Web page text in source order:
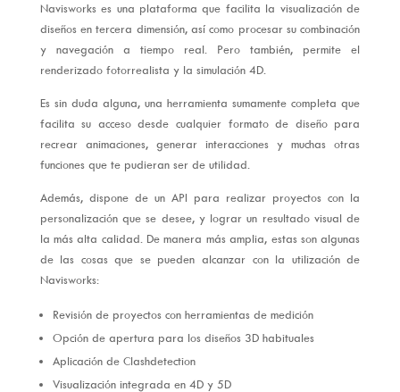
Navisworks es una plataforma que facilita la visualización de
diseños en tercera dimensión, así como procesar su combinación
y navegación a tiempo real. Pero también, permite el
renderizado fotorrealista y la simulación 4D.
Es sin duda alguna, una herramienta sumamente completa que
facilita su acceso desde cualquier formato de diseño para
recrear animaciones, generar interacciones y muchas otras
funciones que te pudieran ser de utilidad.
Además, dispone de un API para realizar proyectos con la
personalización que se desee, y lograr un resultado visual de
la más alta calidad. De manera más amplia, estas son algunas
de las cosas que se pueden alcanzar con la utilización de
Navisworks:
Revisión de proyectos con herramientas de medición
Opción de apertura para los diseños 3D habituales
Aplicación de Clashdetection
Visualización integrada en 4D y 5D